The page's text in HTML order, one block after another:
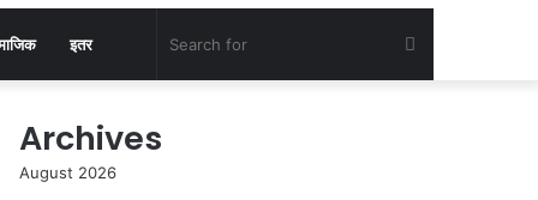
इतर Search
Archives
August 2026